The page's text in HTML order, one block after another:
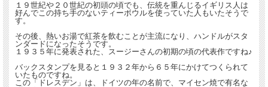
１９世紀や２０世紀の初頭の頃でも、伝統を重んじるイギリス人は
好んでこの持ち手のないティーボウルを使っていた人もいたそうで
す。
その後、熱いお湯で紅茶を飲むことが主流になり、ハンドルがスタ
ンダードになったそうです。
１９３５年に発表された、スージーさんの初期の頃の代表作ですね♪
バックスタンプを見ると１９３２年から６５年にかけてつくられて
いたものですね。
この「ドレスデン」は、ドイツの年の名前で、マイセン焼で有名な